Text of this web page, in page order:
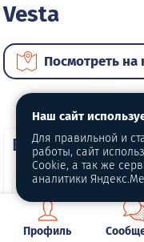
Vesta
Посмотреть на
ВИП
Профиль
Наш сайт
Для правильной и
работы, сайт
Cookie, а так же
аналитики